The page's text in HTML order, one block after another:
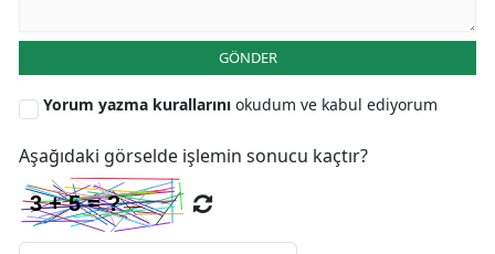
GÖNDER
Yorum yazma kurallarını okudum ve kabul ediyorum
Aşağıdaki görselde işlemin sonucu kaçtır?